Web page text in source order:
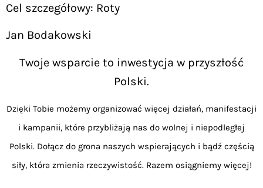
Cel szczegółowy: Roty
Jan Bodakowski
Twoje wsparcie to inwestycja w przyszłość
Polski.
Dzięki Tobie możemy organizować więcej działań, manifestacji
i kampanii, które przybliżają nas do wolnej i niepodległej
Polski. Dołącz do grona naszych wspierających i bądź częścią
siły, która zmienia rzeczywistość. Razem osiągniemy więcej!